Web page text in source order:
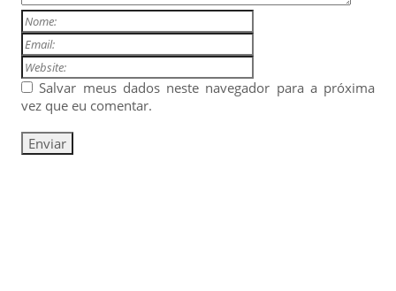
Salvar meus dados neste navegador para a próxima
vez que eu comentar.